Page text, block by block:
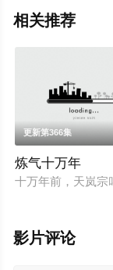
相关推荐
更新第366集
炼气十万年
十万年前，天岚宗
影片评论